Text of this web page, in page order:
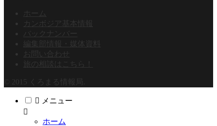
ホーム
カンボジア基本情報
バックナンバー
編集部情報・媒体資料
お問い合わせ
旅の相談はこちら！
© 2015 くろまる情報局.
メニュー
ホーム